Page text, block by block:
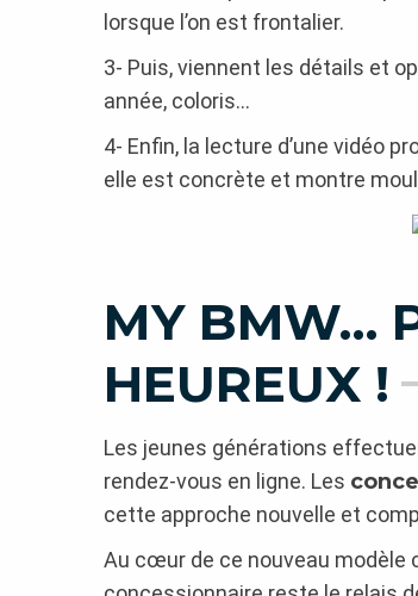
lorsque l’on est frontalier.
3- Puis, viennent les détails et
année, coloris…
4- Enfin, la lecture d’une vidéo
elle est concrète et montre
MY BMW…
HEUREUX !
Les jeunes générations
rendez-vous en ligne. Les
cette approche nouvelle et
Au cœur de ce nouveau modèle